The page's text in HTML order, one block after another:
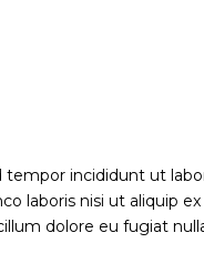
incididunt ut
laboris nisi ut aliquip
dolore eu fugiat